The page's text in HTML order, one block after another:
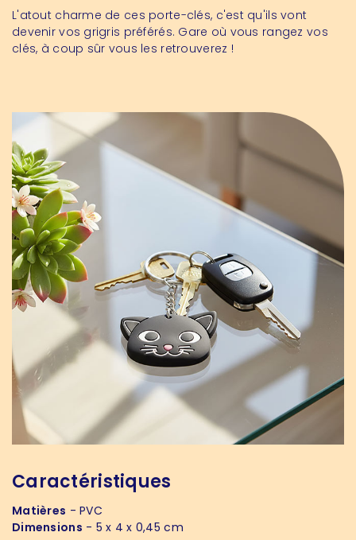
L'atout charme de ces porte-clés, c'est qu'ils vont
devenir vos grigris préférés. Gare où vous rangez vos
clés, à coup sûr vous les retrouverez !
Caractéristiques
Matières - PVC
Dimensions - 5 x 4 x 0,45 cm